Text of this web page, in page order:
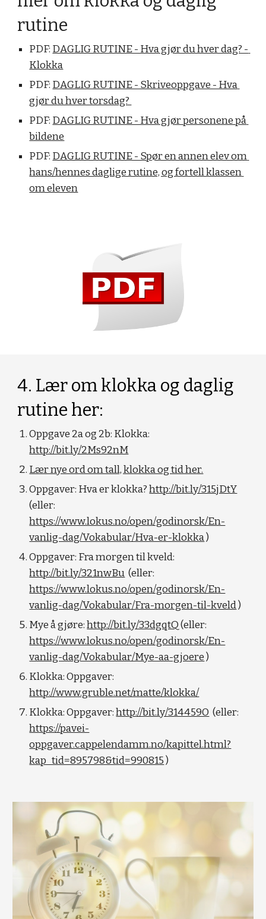
rutine
PDF: DAGLIG RUTINE - Hva gjør du hver dag? -
Klokka
PDF: DAGLIG RUTINE - Skriveoppgave - Hva
gjør du hver torsdag?
PDF: DAGLIG RUTINE - Hva gjør personene på
bildene
PDF: DAGLIG RUTINE - Spør en annen elev om
hans/hennes daglige rutine, og fortell klassen
om eleven
4. Lær om klokka og daglig
rutine her:
http://bit.ly/2Ms92nM
Lær nye ord om tall, klokka og tid her.
Oppgaver: Hva er klokka? http://bit.ly/315jDtY
https://www.lokus.no/open/godinorsk/En-
vanlig-dag/Vokabular/Hva-er-klokka )
http://bit.ly/321nwBu
https://www.lokus.no/open/godinorsk/En-
vanlig-dag/Vokabular/Fra-morgen-til-kveld )
Mye å gjøre: http://bit.ly/33dgqtQ
https://www.lokus.no/open/godinorsk/En-
vanlig-dag/Vokabular/Mye-aa-gjoere )
http://www.gruble.net/matte/klokka/
Klokka: Oppgaver: http://bit.ly/314459O
https://pavei-
oppgaver.cappelendamm.no/kapittel.html?
kap_tid=895798&tid=990815 )